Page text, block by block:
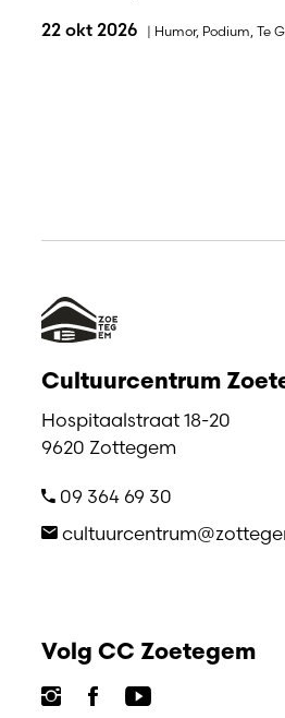
22 okt 2026 | Humor, Podium Te
Cultuurcentrum
Hospitaalstraat 18-20
9620 Zottegem
09 364 69 30
Volg CC Zoetegem